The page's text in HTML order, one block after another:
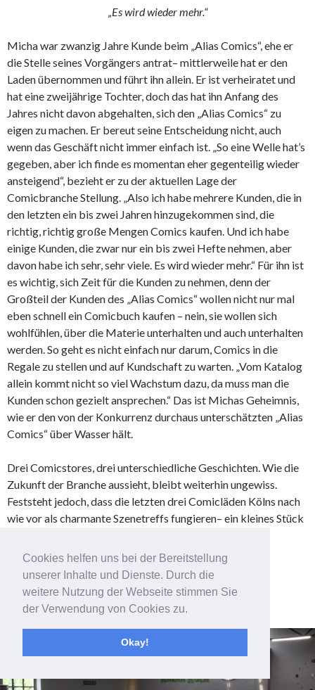
Cookies helfen uns bei der Bereitstellung
unserer Inhalte und Dienste. Durch die
weitere Nutzung der Webseite stimmen Sie
der Verwendung von Cookies zu.
Okay!
„Es wird wieder mehr.“
Micha war zwanzig Jahre Kunde beim „Alias Comics“, ehe er
die Stelle seines Vorgängers antrat– mittlerweile hat er den
Laden übernommen und führt ihn allein. Er ist verheiratet und
hat eine zweijährige Tochter, doch das hat ihn Anfang des
Jahres nicht davon abgehalten, sich den „Alias Comics“ zu
eigen zu machen. Er bereut seine Entscheidung nicht, auch
wenn das Geschäft nicht immer einfach ist. „So eine Welle hat’s
gegeben, aber ich finde es momentan eher gegenteilig wieder
ansteigend“, bezieht er zu der aktuellen Lage der
Comicbranche Stellung. „Also ich habe mehrere Kunden, die in
den letzten ein bis zwei Jahren hinzugekommen sind, die
richtig, richtig große Mengen Comics kaufen. Und ich habe
einige Kunden, die zwar nur ein bis zwei Hefte nehmen, aber
davon habe ich sehr, sehr viele. Es wird wieder mehr.“ Für ihn ist
es wichtig, sich Zeit für die Kunden zu nehmen, denn der
Großteil der Kunden des „Alias Comics“ wollen nicht nur mal
eben schnell ein Comicbuch kaufen – nein, sie wollen sich
wohlfühlen, über die Materie unterhalten und auch unterhalten
werden. So geht es nicht einfach nur darum, Comics in die
Regale zu stellen und auf Kundschaft zu warten. „Vom Katalog
allein kommt nicht so viel Wachstum dazu, da muss man die
Kunden schon gezielt ansprechen.“ Das ist Michas Geheimnis,
wie er den von der Konkurrenz durchaus unterschätzten „Alias
Comics“ über Wasser hält.
Drei Comicstores, drei unterschiedliche Geschichten. Wie die
Zukunft der Branche aussieht, bleibt weiterhin ungewiss.
Feststeht jedoch, dass die letzten drei Comicläden Kölns nach
wie vor als charmante Szenetreffs fungieren– ein kleines Stück
Alle Fotos: Melina Coniglio